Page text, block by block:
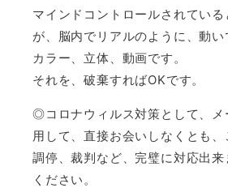
マインドコントロールされてい
が、脳内でリアルのように、動い
カラー、立体、動画です。
それを、破棄すればOKです。
◎コロナウィルス対策として、メ
用して、直接お会いしなくとも、
調停、裁判など、完璧に対応出
ください。